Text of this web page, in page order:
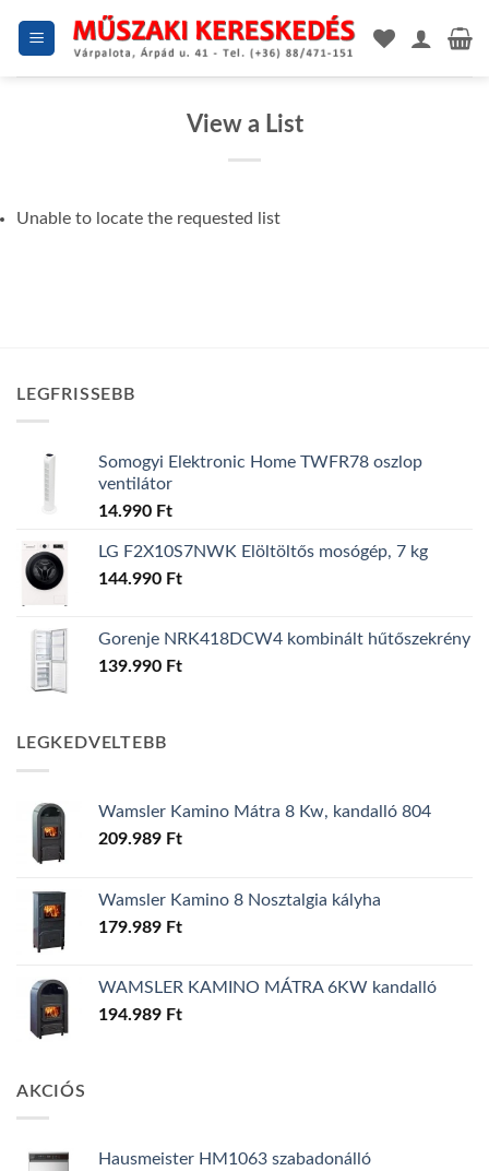
View a List
Unable to locate the requested list
LEGFRISSEBB
Somogyi Elektronic Home TWFR78 oszlop
ventilátor
14.990 Ft
LG F2X10S7NWK Elöltöltős mosógép, 7 kg
144.990 Ft
Gorenje NRK418DCW4 kombinált hűtőszekrény
139.990 Ft
LEGKEDVELTEBB
Wamsler Kamino Mátra 8 Kw, kandalló 804
209.989 Ft
Wamsler Kamino 8 Nosztalgia kályha
179.989 Ft
WAMSLER KAMINO MÁTRA 6KW kandalló
194.989 Ft
AKCIÓS
Hausmeister HM1063 szabadonálló